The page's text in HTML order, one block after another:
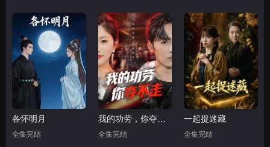
各怀明月
全集完结 全集完结
一起捉迷藏
全集完结